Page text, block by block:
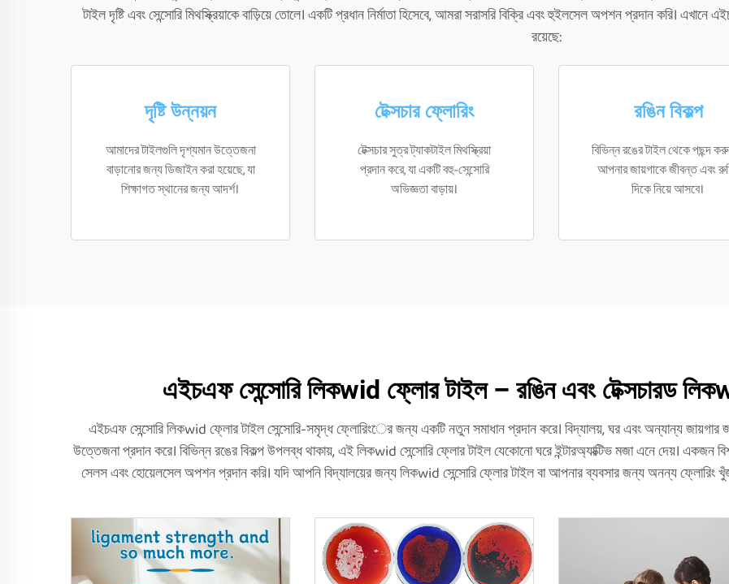
টাইল দৃষ্টি এবং সেন্সোরি মিথস্ক্রিয়াকে বাড়িয়ে তোলে। একটি প্রধান নির্মাতা হিসেবে, আমরা সরাসরি বিক্রি এবং হুইলসেল অপশন প্রদান করি। এখানে
রয়েছে:
দৃষ্টি উন্নয়ন
আমাদের টাইলগুলি দৃশ্যমান উত্তেজনা
বাড়ানোর জন্য ডিজাইন করা হয়েছে, যা
শিক্ষাগত স্থানের জন্য আদর্শ।
টেক্সচার ফ্লোরিং
টেক্সচার সুত্র ট্যাকটাইল মিথস্ক্রিয়া
প্রদান করে, যা একটি বহু-সেন্সোরি
অভিজ্ঞতা বাড়ায়।
রঙিন বিকল্প
বিভিন্ন রঙের টাইল থেকে পছন্দ
আপনার জায়গাকে জীবন্ত এবং
দিকে নিয়ে আসবে।
এইচএফ সেন্সোরি লিকwid ফ্লোর টাইল – রঙিন এবং টেক্সচারড
এইচএফ সেন্সোরি লিকwid ফ্লোর টাইল সেন্সোরি-সমৃদ্ধ ফ্লোরিংের জন্য একটি নতুন সমাধান প্রদান করে। বিদ্যালয়, ঘর এবং অন্যান্য
উত্তেজনা প্রদান করে। বিভিন্ন রঙের বিকল্প উপলব্ধ থাকায়, এই লিকwid সেন্সোরি ফ্লোর টাইল যেকোনো ঘরে ইন্টারঅ্যাক্টিভ মজা এনে দেয়। একজন
সেলস এবং হোয়েলসেল অপশন প্রদান করি। যদি আপনি বিদ্যালয়ের জন্য লিকwid সেন্সোরি ফ্লোর টাইল বা আপনার ব্যবসার জন্য অনন্য